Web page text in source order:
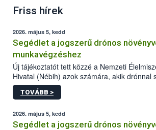
Friss hírek
2026. május 5, kedd
Segédlet a jogszerű drónos
munkavégzéshez
Új tájékoztatót tett közzé a Nemzeti
Hivatal (Nébih) azok számára, akik drónnal
növényvédelmi vagy tápanyag-gazdálkodási
végezni Magyarországon. Az összefoglaló
műszaki és hatósági feltételek.
TOVÁBB >
2026. május 5, kedd
Segédlet a jogszerű drónos